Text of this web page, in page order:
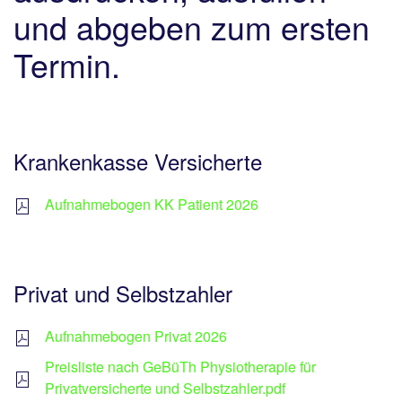
und abgeben zum ersten
Termin.
Krankenkasse Versicherte
Aufnahmebogen KK Patient 2026
Privat und Selbstzahler
Aufnahmebogen Privat 2026
Preisliste nach GeBüTh Physiotherapie für
Privatversicherte und Selbstzahler.pdf